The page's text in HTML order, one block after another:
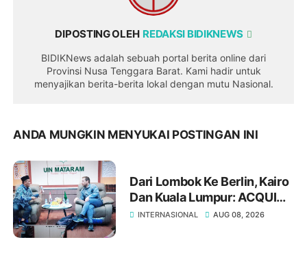
DIPOSTING OLEH REDAKSI BIDIKNEWS
BIDIKNews adalah sebuah portal berita online dari
Provinsi Nusa Tenggara Barat. Kami hadir untuk
menyajikan berita-berita lokal dengan mutu Nasional.
ANDA MUNGKIN MENYUKAI POSTINGAN INI
Dari Lombok Ke Berlin, Kairo
Dan Kuala Lumpur: ACQUIN
Buka Jalan UIN Mataram
INTERNASIONAL AUG 08, 2026